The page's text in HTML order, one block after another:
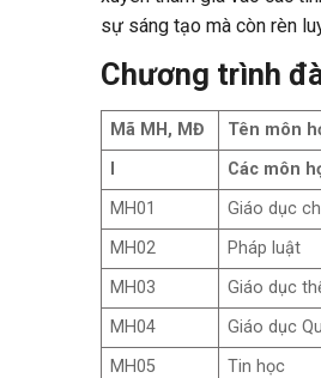
sự sáng tạo mà còn rèn
Chương trình
Mã MH, MĐ Tên môn
Các môn
MH01
Giáo dục
MH02
Pháp luật
MH03
Giáo dục
MH04
Giáo dục
MH05
Tin học